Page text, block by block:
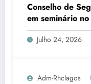
Conselho de
em seminário
Julho 24, 2026
Adm-Rhclagos